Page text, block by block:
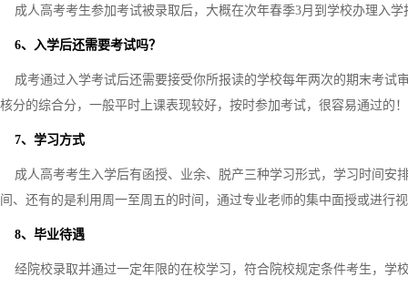
成人高考考生参加考试被录取后，大概在次年春季3月到学校办理入学
6、入学后还需要考试吗？
成考通过入学考试后还需要接受你所报读的学校每年两次的期末考试
核分的综合分，一般平时上课表现较好，按时参加考试，很容易通过的！
7、学习方式
成人高考考生入学后有函授、业余、脱产三种学习形式，学习时间安
间、还有的是利用周一至周五的时间，通过专业老师的集中面授或进行
8、毕业待遇
经院校录取并通过一定年限的在校学习，符合院校规定条件考生，学